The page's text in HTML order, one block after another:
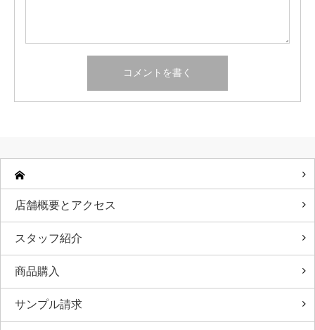
店舗概要とアクセス
スタッフ紹介
商品購入
サンプル請求